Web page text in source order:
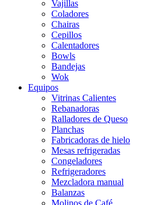
Vajillas
Coladores
Chairas
Cepillos
Calentadores
Bowls
Bandejas
Wok
Equipos
Vitrinas Calientes
Rebanadoras
Ralladores de Queso
Planchas
Fabricadoras de hielo
Mesas refrigeradas
Congeladores
Refrigeradores
Mezcladora manual
Balanzas
Molinos de Café